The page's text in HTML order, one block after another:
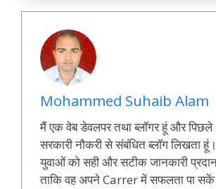
Mohammed Suhaib Alam
मैं एक वेब डेवलपर तथा ब्लॉगर हूं और पिछले
सरकारी नौकरी से संबंधित ब्लॉग लिखता हूं।
युवाओं को सही और सटीक जानकारी
ताकि वह अपने Carrer में सफलता पा